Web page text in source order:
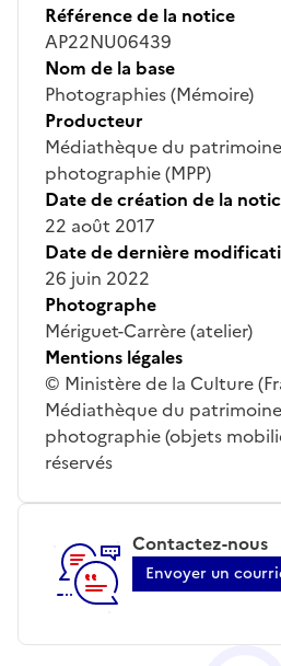
Référence de la notice
AP22NU06439
Nom de la base
Photographies (Mémoire)
Producteur
Médiathèque du
photographie (MPP)
Date de création de la
22 août 2017
Date de dernière
26 juin 2022
Photographe
Mériguet-Carrère (atelier)
Mentions légales
© Ministère de la Culture
Médiathèque du
photographie (objets
réservés
Contactez-nous
Envoyer un